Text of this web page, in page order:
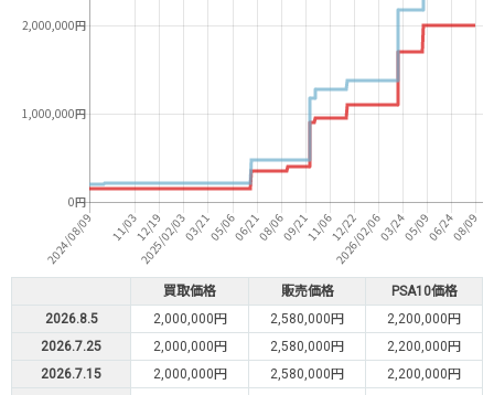
買取価格 販売価格
PSA10価格
2026.8.5
2,000,000円 2,580,000円
2,200,000円
2026.7.25
2,000,000円 2,580,000円
2,200,000円
2026.7.15
2,000,000円 2,580,000円
2,200,000円